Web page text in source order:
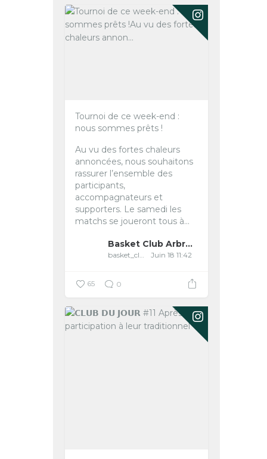
Tournoi de ce week-end :
nous sommes prêts !
Au vu des fortes chaleurs
annoncées, nous souhaitons
rassurer l’ensemble des
participants,
accompagnateurs et
supporters. Le samedi les
matchs se joueront tous à...
Basket Club Arbreslois
basket_club_arbreslois Juin 18 11:42
65 0